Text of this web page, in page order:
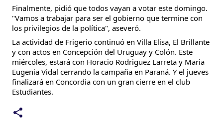
Finalmente, pidió que todos vayan a votar este domingo.
"Vamos a trabajar para ser el gobierno que termine con
los privilegios de la política", aseveró.
La actividad de Frigerio continuó en Villa Elisa, El Brillante
y con actos en Concepción del Uruguay y Colón. Este
miércoles, estará con Horacio Rodriguez Larreta y Maria
Eugenia Vidal cerrando la campaña en Paraná. Y el jueves
finalizará en Concordia con un gran cierre en el club
Estudiantes.